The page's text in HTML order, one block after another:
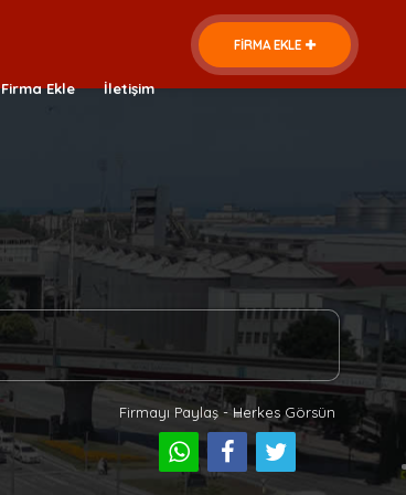
FİRMA EKLE
Firma Ekle İletişim
Firmayı Paylaş - Herkes Görsün